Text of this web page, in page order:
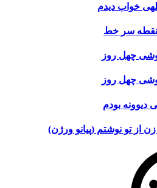
خواب دیدم
نقطه سر خط
چهل روز
چهل روز
دیوونه بودم
از تو نوشتم (پیانو ورژن)